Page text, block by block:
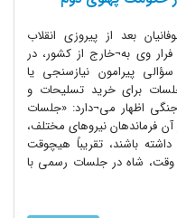
بعد از پیروزی انقلاب
وی به¬خارج از کشور، در
پیرامون نیازسنجی یا
برای خرید تسلیحات و
اظهار می¬دارد: «جلسات
نیروهای مختلف،
باشند، تقریباً هیچوقت
شاه در جلسات رسمی با